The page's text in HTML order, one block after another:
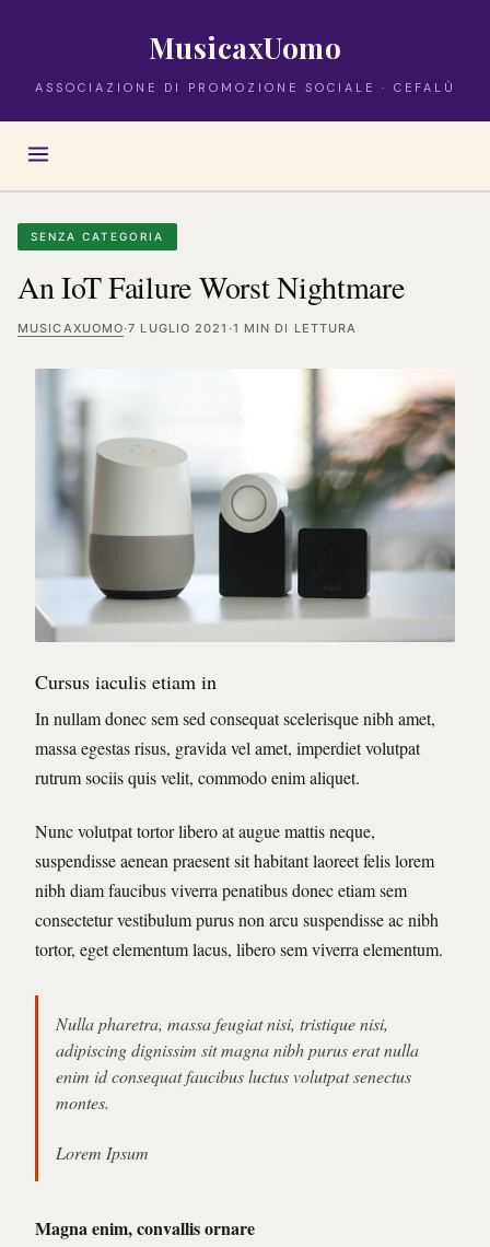
MusicaxUomo
ASSOCIAZIONE DI PROMOZIONE SOCIALE · CEFALÙ
SENZA CATEGORIA
An IoT Failure Worst Nightmare
MUSICAXUOMO·7 LUGLIO 2021 ·1 MIN DI LETTURA
Cursus iaculis etiam in
In nullam donec sem sed consequat scelerisque nibh amet,
massa egestas risus, gravida vel amet, imperdiet volutpat
rutrum sociis quis velit, commodo enim aliquet.
Nunc volutpat tortor libero at augue mattis neque,
suspendisse aenean praesent sit habitant laoreet felis lorem
nibh diam faucibus viverra penatibus donec etiam sem
consectetur vestibulum purus non arcu suspendisse ac nibh
tortor, eget elementum lacus, libero sem viverra elementum.
Nulla pharetra, massa feugiat nisi, tristique nisi,
adipiscing dignissim sit magna nibh purus erat nulla
enim id consequat faucibus luctus volutpat senectus
montes.
Lorem Ipsum
Magna enim, convallis ornare